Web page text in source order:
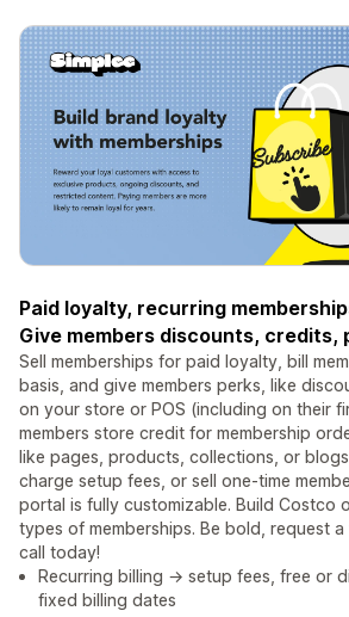
Paid loyalty, recurring
Give members discounts, credits,
Sell memberships for paid loyalty, bill
basis, and give members perks, like
on your store or POS (including on their
members store credit for membership
like pages, products, collections, or
charge setup fees, or sell one-time
portal is fully customizable. Build Costco
types of memberships. Be bold, request
call today!
Recurring billing → setup fees, free or
fixed billing dates